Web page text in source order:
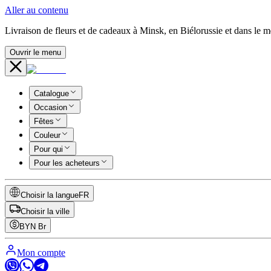
Aller au contenu
Livraison de fleurs et de cadeaux à Minsk, en Biélorussie et dans le
Ouvrir le menu
Catalogue
Occasion
Fêtes
Couleur
Pour qui
Pour les acheteurs
Choisir la langueFR
Choisir la ville
BYN Br
Mon compte